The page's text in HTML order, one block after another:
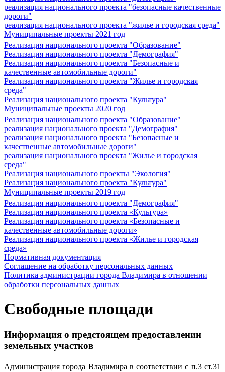
реализация национального проекта "безопасные качественные
дороги"
реализация национального проекта "жилье и городская среда"
Муниципальные проекты 2021 год
Реализация национального проекта "Образование"
Реализация национального проекта "Демография"
Реализация национального проекта "Безопасные и
качественные автомобильные дороги"
Реализация национального проекта "Жилье и городская
среда"
Реализация национального проекта "Культура"
Муниципальные проекты 2020 год
Реализация национального проекта "Образование"
реализация национального проекта "Демография"
реализация национального проекта "Безопасные и
качественные автомобильные дороги"
реализация национального проекта "Жилье и городская
среда"
Реализация национального проекты "Экология"
Реализация национального проекта "Культура"
Муниципальные проекты 2019 год
Реализация национального проекта "Демография"
Реализация национального проекта «Культура»
Реализация национального проекта «Безопасные и
качественные автомобильные дороги»
Реализация национального проекта «Жилье и городская
среда»
Нормативная документация
Соглашение на обработку персональных данных
Политика администрации города Владимира в отношении
обработки персональных данных
Свободные площади
Информация о предстоящем предоставлении
земельных участков
Администрация города Владимира в соответствии с п.3 ст.31